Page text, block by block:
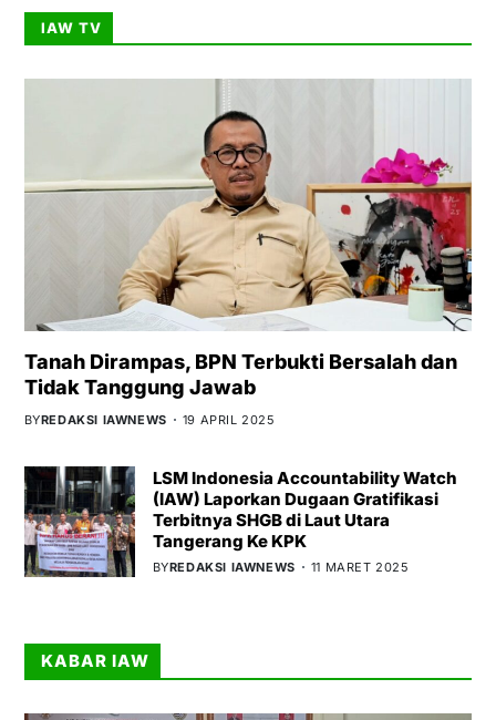
IAW TV
Tanah Dirampas, BPN Terbukti Bersalah dan
Tidak Tanggung Jawab
BYREDAKSI IAWNEWS 19 APRIL 2025
LSM Indonesia Accountability Watch
(IAW) Laporkan Dugaan Gratifikasi
Terbitnya SHGB di Laut Utara
Tangerang Ke KPK
BYREDAKSI IAWNEWS 11 MARET 2025
KABAR IAW